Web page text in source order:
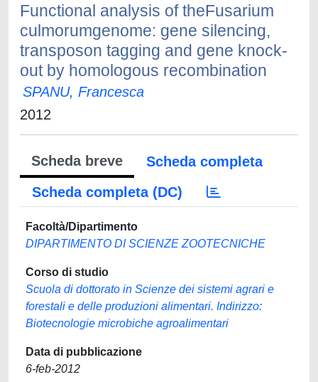
Functional analysis of theFusarium
culmorumgenome: gene silencing,
transposon tagging and gene knock-
out by homologous recombination
SPANU, Francesca
2012
Scheda breve
Scheda completa
Scheda completa (DC)
Facoltà/Dipartimento
DIPARTIMENTO DI SCIENZE ZOOTECNICHE
Corso di studio
Scuola di dottorato in Scienze dei sistemi agrari e
forestali e delle produzioni alimentari. Indirizzo:
Biotecnologie microbiche agroalimentari
Data di pubblicazione
6-feb-2012